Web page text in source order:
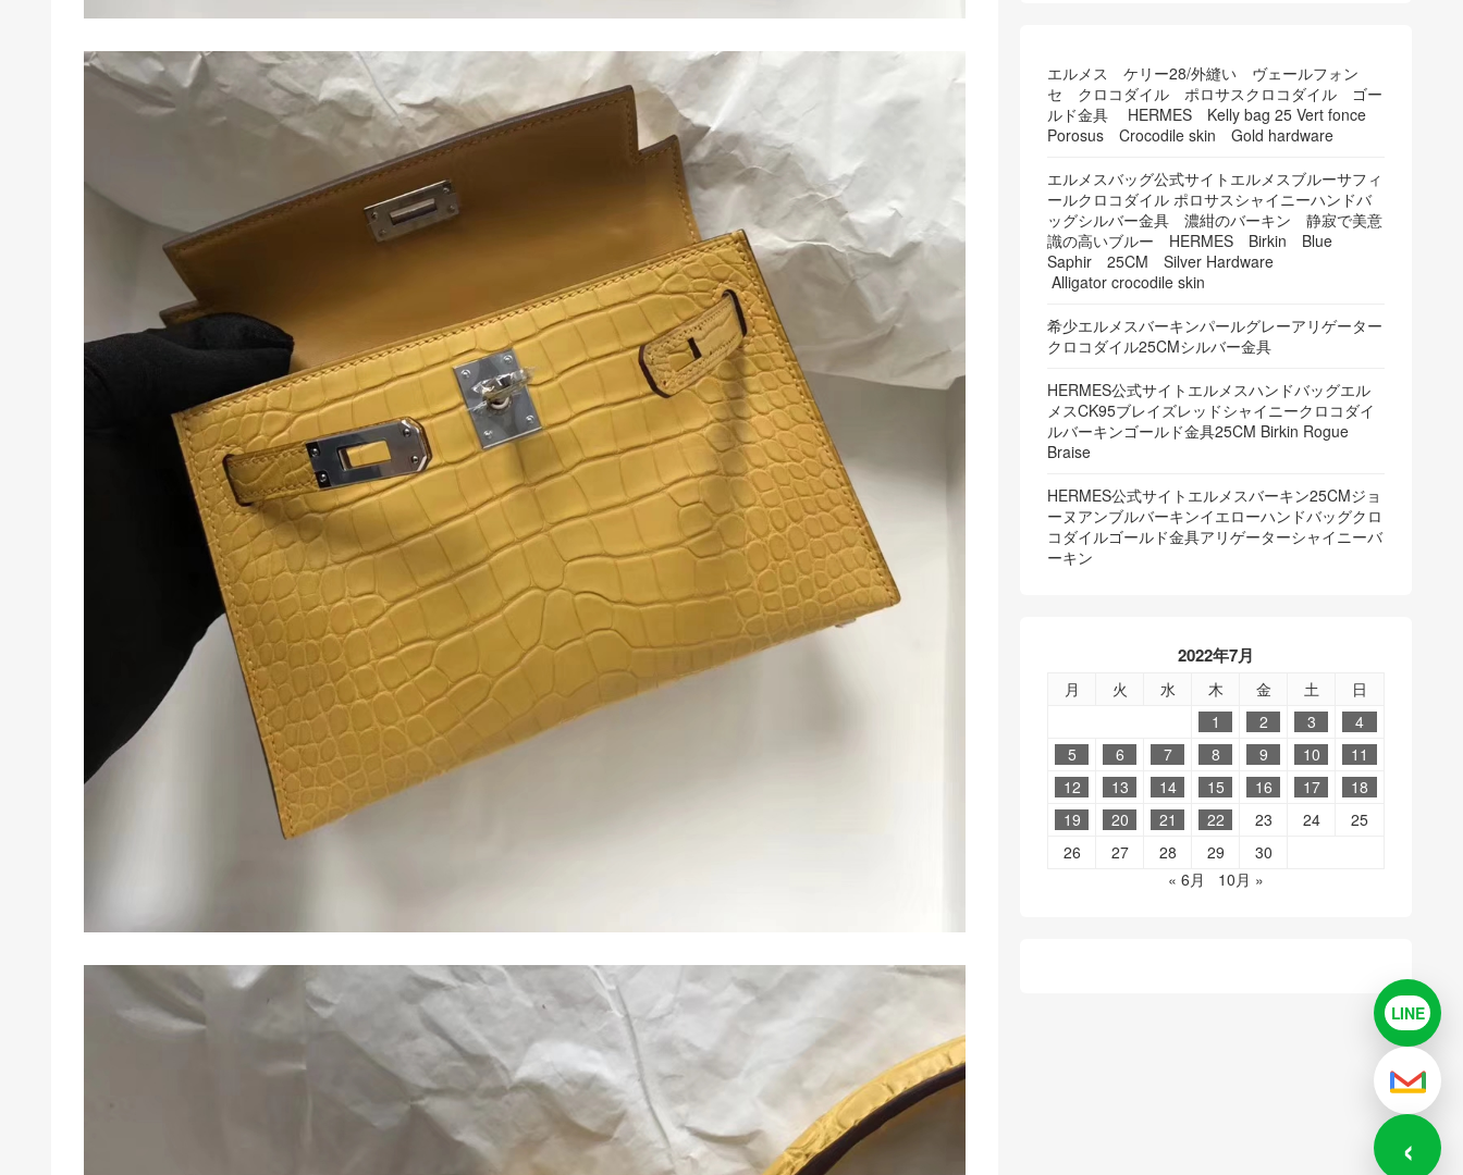
エルメス ケリー28/外縫い ヴェールフォン
セ クロコダイル ポロサスクロコダイル ゴー
ルド金具 HERMES Kelly bag 25 Vert fonce
Porosus Crocodile skin Gold hardware
エルメスバッグ公式サイトエルメスブルーサフィ
ールクロコダイル ポロサスシャイニーハンドバ
ッグシルバー金具 濃紺のバーキン 静寂で美意
識の高いブルー HERMES Birkin Blue
Saphir 25CM Silver Hardware
Alligator crocodile skin
希少エルメスバーキンパールグレーアリゲーター
クロコダイル25CMシルバー金具
HERMES公式サイトエルメスハンドバッグエル
メスCK95ブレイズレッドシャイニークロコダイ
ルバーキンゴールド金具25CM Birkin Rogue
Braise
HERMES公式サイトエルメスバーキン25CMジョ
ーヌアンブルバーキンイエローハンドバッグクロ
コダイルゴールド金具アリゲーターシャイニーバ
ーキン
2022年7月
月 火 水 木 金 土
日
1
2 3
4
5
6 7 8 9 10
11
12
13 14 15 16 17
18
19
20 21 22 23 24
25
26
27 28 29
30
« 6月
10月 »
LINELINEで
メール
‹